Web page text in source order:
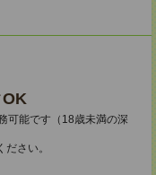
可能です（18歳未満の深
さい。